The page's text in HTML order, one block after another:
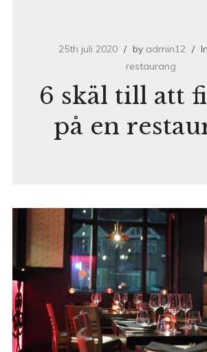
25th juli 2020 by admin12 In
restaurang
6 skäl till att
på en